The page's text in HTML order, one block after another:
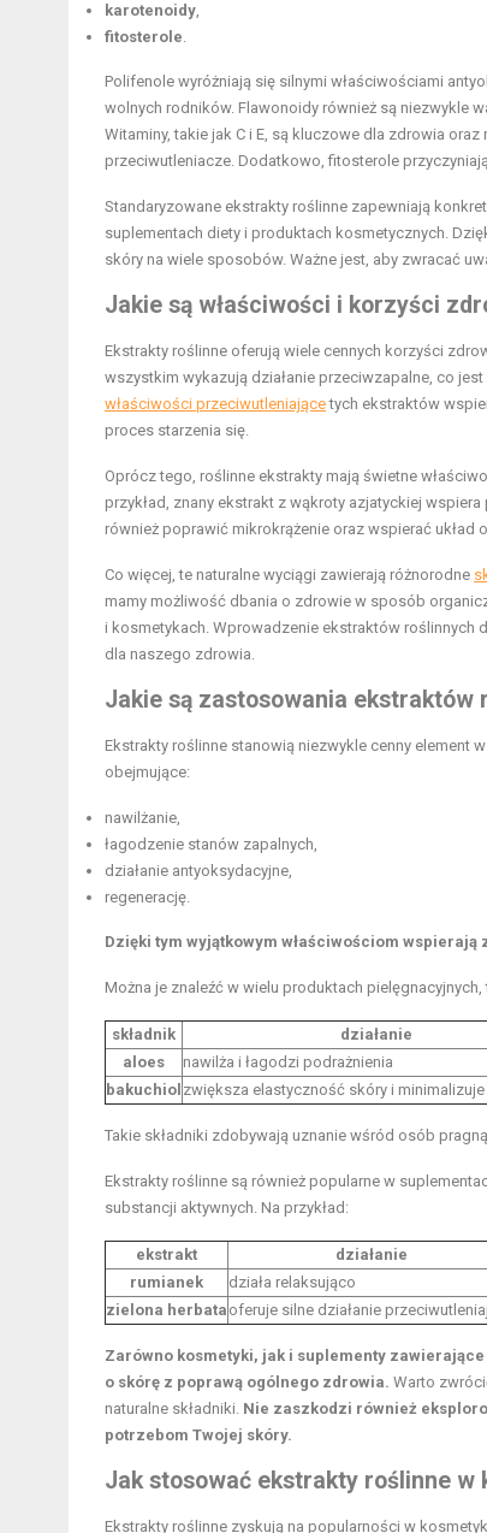
karotenoidy,
fitosterole.
Polifenole wyróżniają się silnymi właściwościami
wolnych rodników. Flawonoidy również są niezwykle
Witaminy, takie jak C i E, są kluczowe dla zdrowia
przeciwutleniacze. Dodatkowo, fitosterole
Standaryzowane ekstrakty roślinne zapewniają
suplementach diety i produktach kosmetycznych.
skóry na wiele sposobów. Ważne jest, aby zwracać
Jakie są właściwości i korzyści
Ekstrakty roślinne oferują wiele cennych korzyści
wszystkim wykazują działanie przeciwzapalne, co
właściwości przeciwutleniającetych ekstraktów
proces starzenia się.
Oprócz tego, roślinne ekstrakty mają świetne
przykład, znany ekstrakt z wąkroty azjatyckiej
również poprawić mikrokrążenie oraz wspierać
Co więcej, te naturalne wyciągi zawierają różnorodne
mamy możliwość dbania o zdrowie w sposób
i kosmetykach. Wprowadzenie ekstraktów roślinnych
dla naszego zdrowia.
Jakie są zastosowania
Ekstrakty roślinne stanowią niezwykle cenny element
obejmujące:
nawilżanie,
łagodzenie stanów zapalnych,
działanie antyoksydacyjne,
regenerację.
Dzięki tym wyjątkowym właściwościom
Można je znaleźć w wielu produktach
składnik
działanie
aloes
nawilża i łagodzi podrażnienia
bakuchiol zwiększa elastyczność skóry i
Takie składniki zdobywają uznanie wśród osób
Ekstrakty roślinne są również popularne w
substancji aktywnych. Na przykład:
ekstrakt
działanie
rumianek
działa relaksująco
zielona herbata oferuje silne działanie
Zarówno kosmetyki, jak i suplementy
o skórę z poprawą ogólnego zdrowia. Warto
naturalne składniki. Nie zaszkodzi również
potrzebom Twojej skóry.
Jak stosować ekstrakty roślinne w
Ekstrakty roślinne zyskują na popularności w